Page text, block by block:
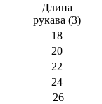
Длина
рукава (3)
18
20
22
24
26